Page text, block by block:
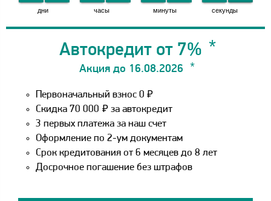
Автокредит от 7%
Акция до 16.08.2026
Первоначальный взнос 0 ₽
Скидка 70 000 ₽ за автокредит
3 первых платежа за наш счет
Оформление по 2-ум документам
Срок кредитования от 6 месяцев до 8 лет
Досрочное погашение без штрафов
дни часы минуты секунды